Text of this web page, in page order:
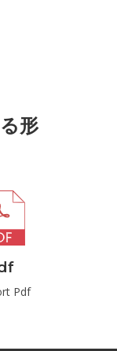
形
Pdf